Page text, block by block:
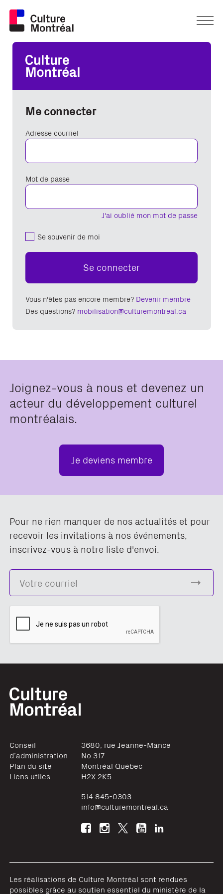
Me connecter
Adresse courriel
J'ai oublié mon mot de passe
Mot de passe
Se souvenir de moi
Se connecter
Vous n'êtes pas encore membre? Devenir membre
Des questions? mobilisation@culturemontreal.ca
Joignez-vous à nous et devenez un
acteur du développement culturel
montréalais.
Je deviens membre
Pour ne rien manquer de nos actualités et pour
recevoir les invitations à nos événements,
inscrivez-vous à notre liste d'envoi.
Conseil
d’administration
Plan du site
Liens utiles
3680, rue Jeanne-Mance
No 317
Montréal Québec
H2X 2K5
514 845-0303
info@culturemontreal.ca
Les réalisations de Culture Montréal sont rendues
possibles grâce au soutien essentiel du ministère de la